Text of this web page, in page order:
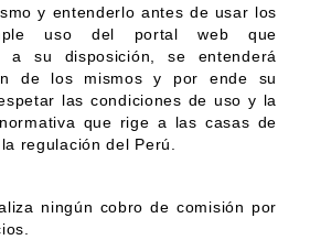
y entenderlo antes de usar los
uso del portal web que
a su disposición, se entenderá
de los mismos y por ende su
las condiciones de uso y la
que rige a las casas de
regulación del Perú.
ningún cobro de comisión por